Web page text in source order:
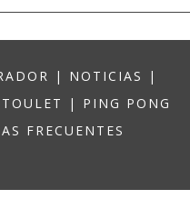
| NOTICIAS
|
| PING PONG
FRECUENTES